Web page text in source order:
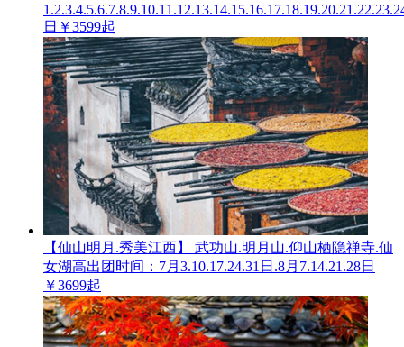
日 ￥3599起
【仙山明月.秀美江西】 武功山.明月山.仰山栖隐禅寺.仙
女湖高出团时间：7月3.10.17.24.31日.8月7.14.21.28日
￥3699起